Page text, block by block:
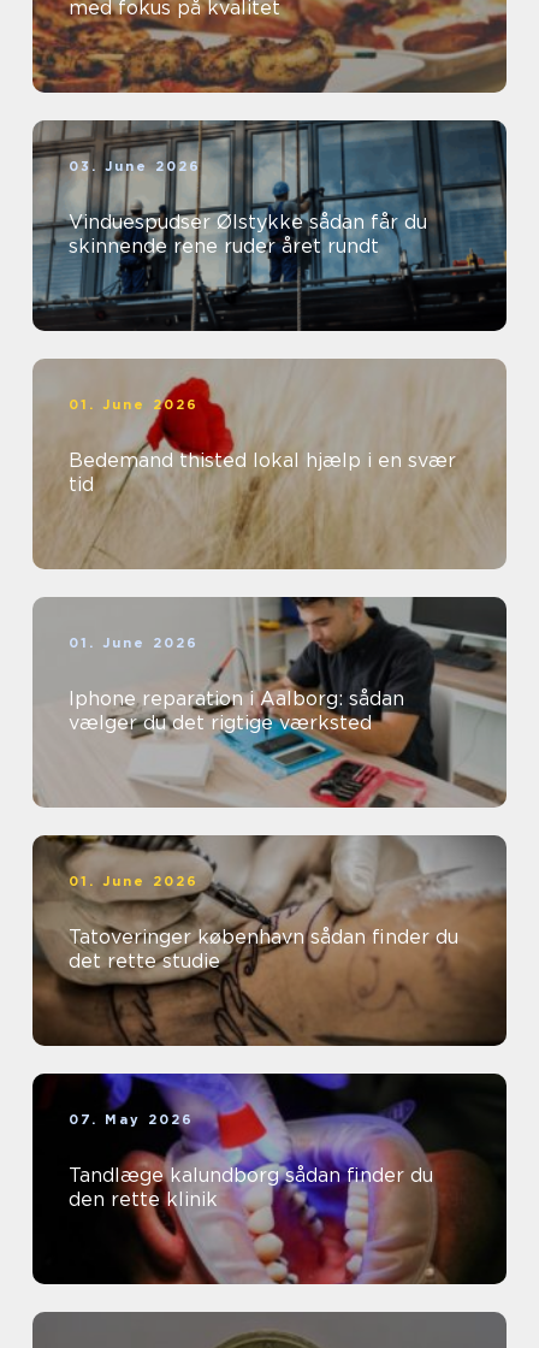
med fokus på kvalitet
03. June 2026
Vinduespudser Ølstykke sådan får du
skinnende rene ruder året rundt
01. June 2026
Bedemand thisted lokal hjælp i en svær
tid
01. June 2026
Iphone reparation i Aalborg: sådan
vælger du det rigtige værksted
01. June 2026
Tatoveringer københavn sådan finder du
det rette studie
07. May 2026
Tandlæge kalundborg sådan finder du
den rette klinik